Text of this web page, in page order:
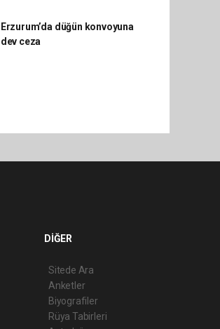
Erzurum’da düğün konvoyuna
dev ceza
DİĞER
Sitede Ara
Anketler
Biyografiler
Rüya Tabirleri